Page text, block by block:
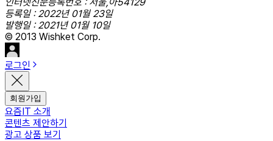
등록일 : 2022년 01월 23일
발행일 : 2021년 01월 10일
© 2013 Wishket Corp.
로그인
회원가입
요즘IT 소개
콘텐츠 제안하기
광고 상품 보기